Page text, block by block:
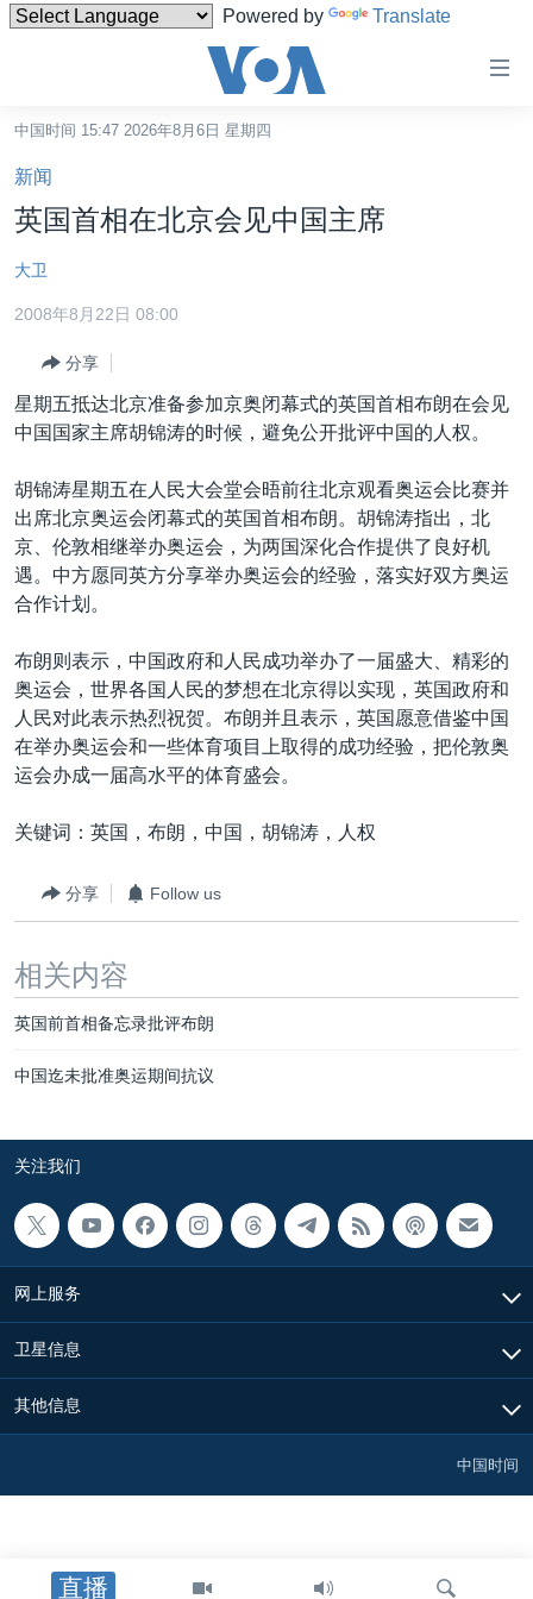
Powered by Translate
碍
链
接
跳
转
内
转
到
航
跳
转
到
检
台湾
港澳
国际
最新国际新闻
中东
欧洲
非洲
全球议题
分类新闻
人权·法律·宗教
科教·文娱·体健
军事
环境
热点专题
白宫要闻
国会报道
美国建国250周年
埃博拉疫情
美国之音专访
台海两岸关系
南中国海争端
关注西藏
关注新疆
GEN Z 看美国
VOA视频
VOA今日焦点
关注我们
直播
中国时间 15:47 2026年8月6日 星期四
新闻
英国首相在北京会见中国主席
大卫
2008年8月22日 08:00
分享
星期五抵达北京准备参加京奥闭幕式的英国首相布朗在会见
中国国家主席胡锦涛的时候，避免公开批评中国的人权。
胡锦涛星期五在人民大会堂会晤前往北京观看奥运会比赛并
出席北京奥运会闭幕式的英国首相布朗。胡锦涛指出，北
京、伦敦相继举办奥运会，为两国深化合作提供了良好机
遇。中方愿同英方分享举办奥运会的经验，落实好双方奥运
合作计划。
布朗则表示，中国政府和人民成功举办了一届盛大、精彩的
奥运会，世界各国人民的梦想在北京得以实现，英国政府和
人民对此表示热烈祝贺。布朗并且表示，英国愿意借鉴中国
在举办奥运会和一些体育项目上取得的成功经验，把伦敦奥
运会办成一届高水平的体育盛会。
关键词：英国，布朗，中国，胡锦涛，人权
分享 Follow us
相关内容
英国前首相备忘录批评布朗
中国迄未批准奥运期间抗议
关注我们
网上服务
卫星信息
其他信息
中国时间